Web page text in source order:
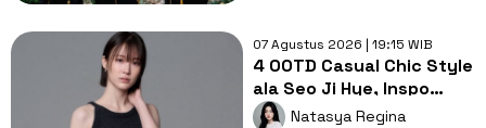
07 Agustus 2026 | 19:15 WIB
4 OOTD Casual Chic Style
ala Seo Ji Hye, Inspo
Gaya Ngampus Sampai
Natasya Regina